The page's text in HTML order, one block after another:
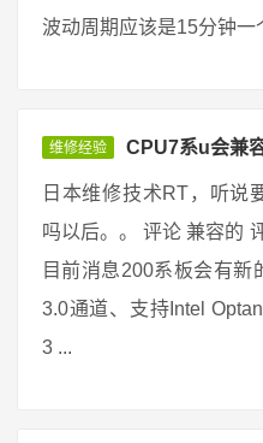
波动周期应该是15分钟一
维修经验 CPU7系u会兼
日本维修技术RT，听说
吗以后。。 评论 兼容的
目前消息200系板会有新
3.0通道、支持Intel
3 ...